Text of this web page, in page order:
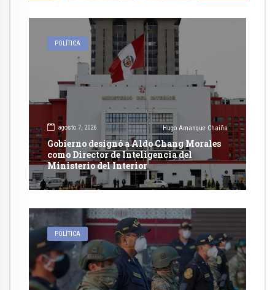
POLÍTICA
agosto 7, 2026 Hugo Amanque Chaiña
Gobierno designó a Aldo Chang Morales
como Director de Inteligencia del
Ministerio del Interior
POLÍTICA